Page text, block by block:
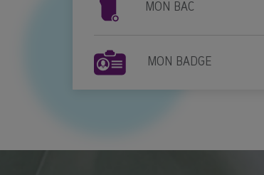
MON BAC
MON BADGE